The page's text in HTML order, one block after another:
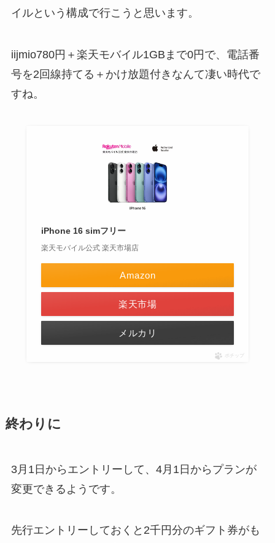
イルという構成で行こうと思います。
iijmio780円＋楽天モバイル1GBまで0円で、電話番
号を2回線持てる＋かけ放題付きなんて凄い時代で
すね。
iPhone 16 simフリー
楽天モバイル公式 楽天市場店
Amazon
楽天市場
メルカリ
ポチップ
終わりに
3月1日からエントリーして、4月1日からプランが
変更できるようです。
先行エントリーしておくと2千円分のギフト券がも